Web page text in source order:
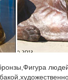
1 080 руб.
статуэтка